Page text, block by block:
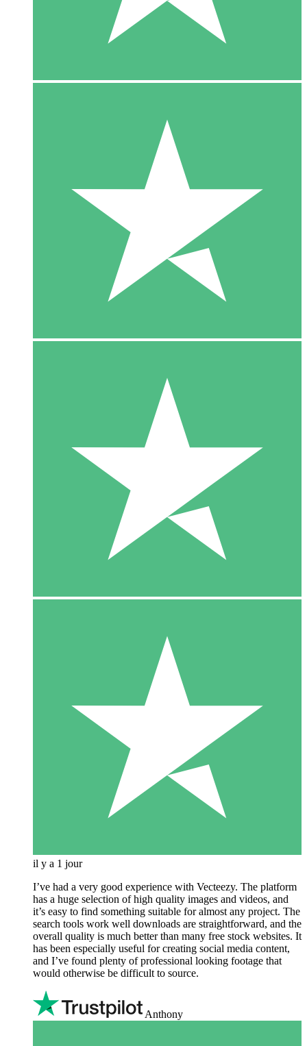
il y a 1 jour
I’ve had a very good experience with Vecteezy. The platform
has a huge selection of high quality images and videos, and
it’s easy to find something suitable for almost any project. The
search tools work well downloads are straightforward, and the
overall quality is much better than many free stock websites. It
has been especially useful for creating social media content,
and I’ve found plenty of professional looking footage that
would otherwise be difficult to source.
Anthony